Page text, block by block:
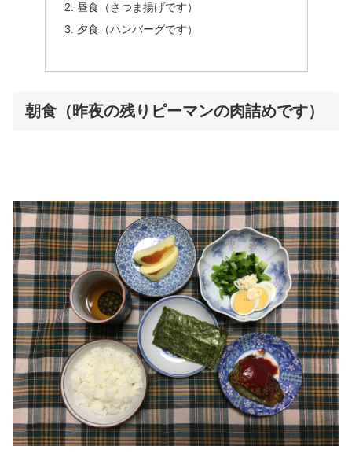
昼食（さつま揚げです）
夕食（ハンバーグです）
朝食（昨夜の残りピーマンの肉詰めです）